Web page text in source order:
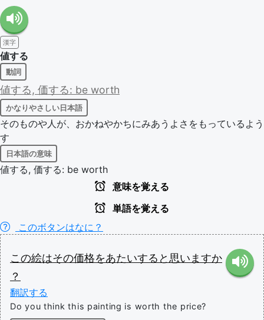
漢字
値する
動詞
値する, 価する: be worth
かなりやさしい日本語
そのものや人が、おかねやかちにみあうよさをもっているよう
す
日本語の意味
値する, 価する: be worth
意味を覚える
単語を覚える
このボタンはなに？
この絵はその価格をあたいする と 思いますか
？
翻訳する
Do you think this painting is worth the price?